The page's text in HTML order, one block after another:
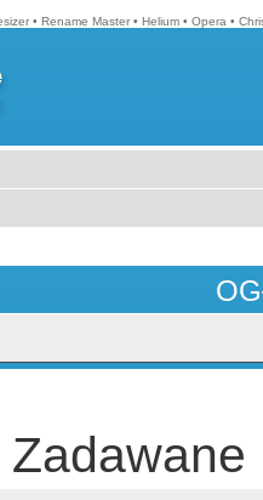
• Rename Master • Helium • Opera •